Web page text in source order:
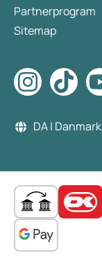
Partnerprogram
Sitemap
DA | Danmark